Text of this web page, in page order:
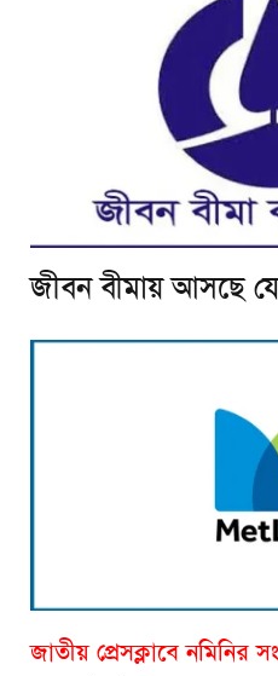
জীবন বীমায় আসছে
জাতীয় প্রেসক্লাবে নমিনির